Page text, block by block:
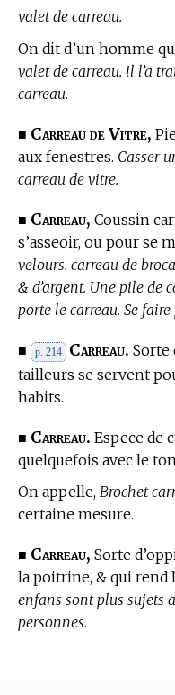
valet de carreau.
On dit d’un homme
valet de carreau. il l’a
carreau.
■ Carreau de Vitre,
aux fenestres. Casser
carreau de vitre.
■ Carreau, Coussin
s’asseoir, ou pour se
velours. carreau de
& d’argent. Une pile de
porte le carreau. Se
■ p. 214 Carreau. Sorte
tailleurs se servent
habits.
■ Carreau. Espece de
quelquefois avec le
On appelle, Brochet
certaine mesure.
■ Carreau, Sorte
la poitrine, & qui rend
enfans sont plus sujets
personnes.